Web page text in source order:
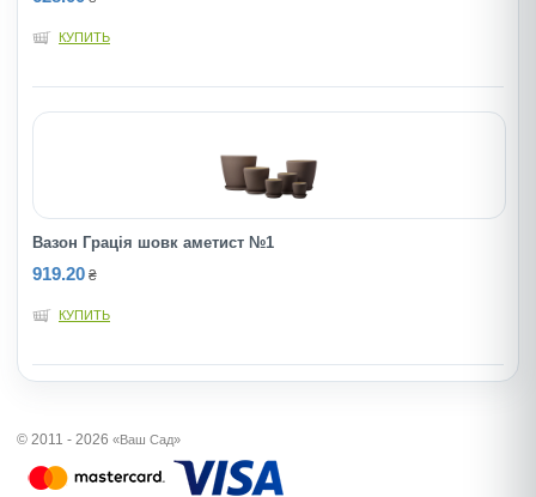
КУПИТЬ
Вазон Грація шовк аметист №1
919.20 ₴
КУПИТЬ
© 2011 - 2026 «Ваш Сад»